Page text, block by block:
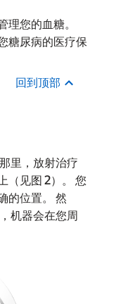
您的血糖。
糖尿病的医疗保
回到顶部
里，放射治疗
（见图 2）。 您
的位置。 然
机器会在您周